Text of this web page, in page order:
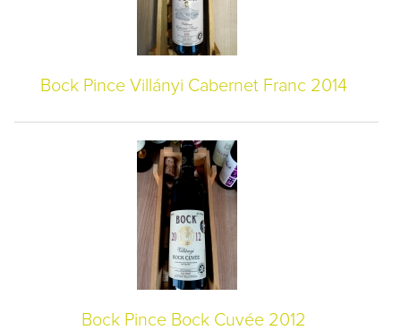
Bock Pince Villányi Cabernet Franc 2014
Bock Pince Bock Cuvée 2012